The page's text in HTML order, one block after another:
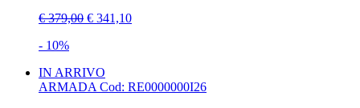
€ 379,00 € 341,10
- 10%
IN ARRIVO
ARMADA Cod: RE0000000I26